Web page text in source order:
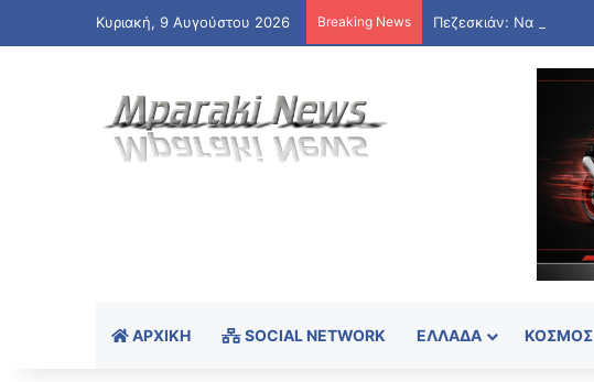
Κυριακή, 9 Αυγούστου 2026 Breaking News
ΑΡΧΙΚΉ SOCIAL NETWORK ΕΛΛΆΔΑ ΚΌΣΜΟΣ